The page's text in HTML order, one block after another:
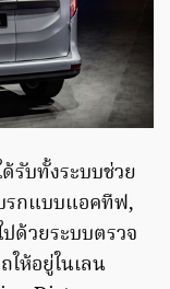
รับทั้งระบบช่วย
รกแบบแอคทีฟ,
ด้วยระบบตรวจ
ห้อยู่ในเลน